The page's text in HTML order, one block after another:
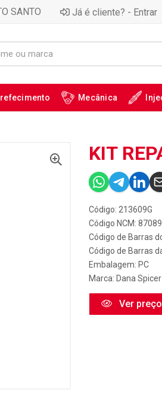
SANTO Já é cliente? - Entrar
Mecânica
KIT
Código: 213609G
Código NCM:
Código de Barras
Código de Barras
Embalagem: PC
Marca: Dana Spicer
Ver preço